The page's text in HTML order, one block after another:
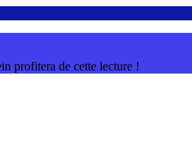
profitera de cette lecture !